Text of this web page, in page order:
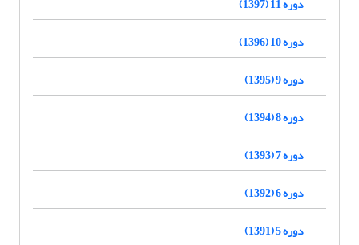
دوره 10 (1396)
دوره 9 (1395)
دوره 8 (1394)
دوره 7 (1393)
دوره 6 (1392)
دوره 5 (1391)